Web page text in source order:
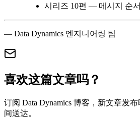
시리즈 10편 — 메시지 순
— Data Dynamics 엔지니어링 팀
喜欢这篇文章吗？
订阅 Data Dynamics 博客，新文章发
间送达。